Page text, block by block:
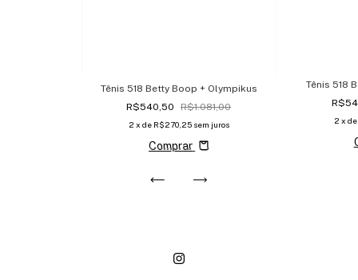
Tênis 518 Betty Boop + Olympikus
R$540,50
R$1.081,00
2 x de R$270,25 sem juros
Comprar
Tênis 518
2 x